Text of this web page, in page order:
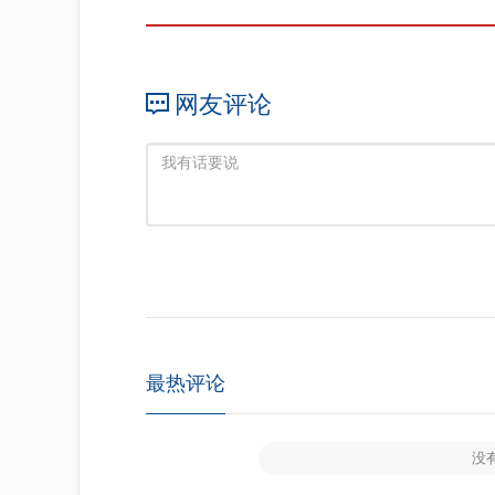
网友评论
最热评论
没